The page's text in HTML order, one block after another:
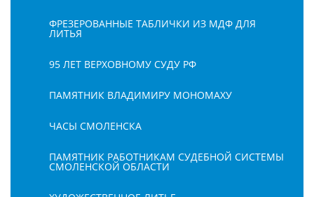
ФРЕЗЕРОВАННЫЕ ТАБЛИЧКИ ИЗ МДФ ДЛЯ
ЛИТЬЯ
95 ЛЕТ ВЕРХОВНОМУ СУДУ РФ
ПАМЯТНИК ВЛАДИМИРУ МОНОМАХУ
ЧАСЫ СМОЛЕНСКА
ПАМЯТНИК РАБОТНИКАМ СУДЕБНОЙ СИСТЕМЫ
СМОЛЕНСКОЙ ОБЛАСТИ